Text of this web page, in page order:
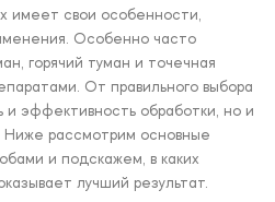
имеет свои особенности,
Особенно часто
горячий туман и точечная
От правильного выбора
и эффективность обработки, но и
Ниже рассмотрим основные
и подскажем, в каких
лучший результат.